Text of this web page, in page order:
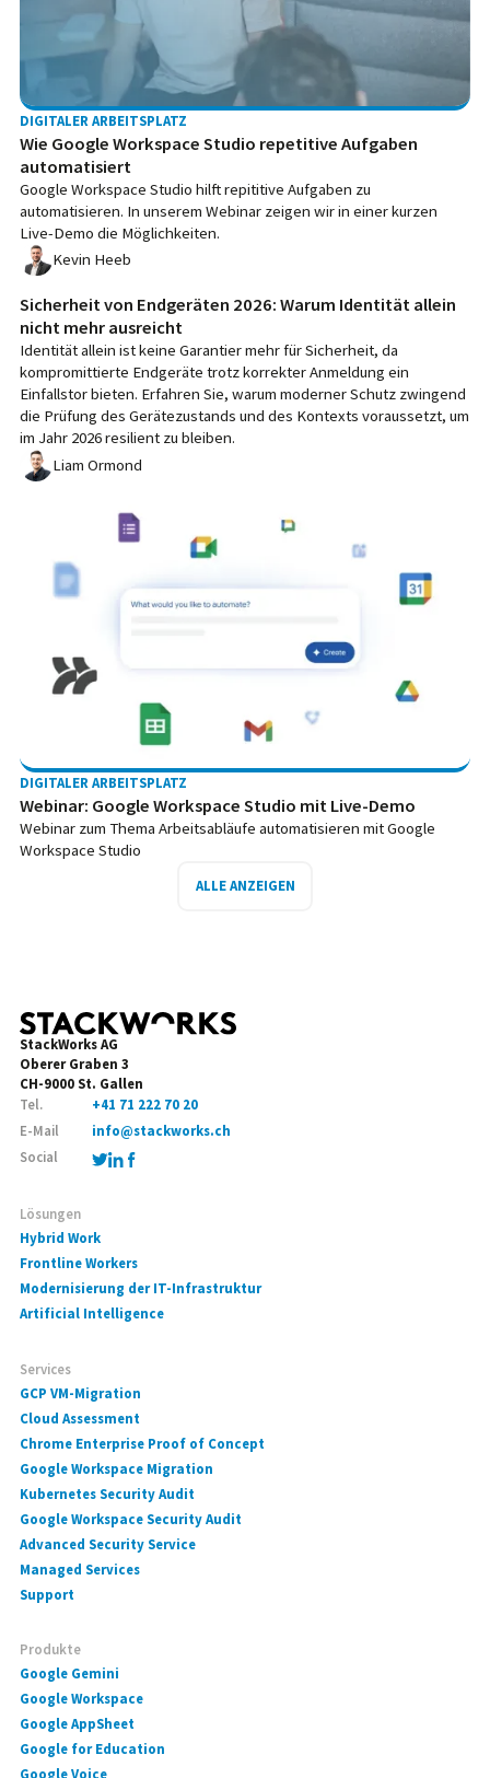
DIGITALER ARBEITSPLATZ
Wie Google Workspace Studio repetitive Aufgaben
automatisiert
Google Workspace Studio hilft repititive Aufgaben zu
automatisieren. In unserem Webinar zeigen wir in einer kurzen
Live-Demo die Möglichkeiten.
Kevin Heeb
Sicherheit von Endgeräten 2026: Warum Identität allein
nicht mehr ausreicht
Identität allein ist keine Garantier mehr für Sicherheit, da
kompromittierte Endgeräte trotz korrekter Anmeldung ein
Einfallstor bieten. Erfahren Sie, warum moderner Schutz zwingend
die Prüfung des Gerätezustands und des Kontexts voraussetzt, um
im Jahr 2026 resilient zu bleiben.
Liam Ormond
DIGITALER ARBEITSPLATZ
Webinar: Google Workspace Studio mit Live-Demo
Webinar zum Thema Arbeitsabläufe automatisieren mit Google
Workspace Studio
ALLE ANZEIGEN
StackWorks AG
Oberer Graben 3
CH-9000 St. Gallen
Tel.
+41 71 222 70 20
E-Mail
info@stackworks.ch
Social
Lösungen
Hybrid Work
Frontline Workers
Modernisierung der IT-Infrastruktur
Artificial Intelligence
Services
GCP VM-Migration
Cloud Assessment
Chrome Enterprise Proof of Concept
Google Workspace Migration
Kubernetes Security Audit
Google Workspace Security Audit
Advanced Security Service
Managed Services
Support
Produkte
Google Gemini
Google Workspace
Google AppSheet
Google for Education
Google Voice